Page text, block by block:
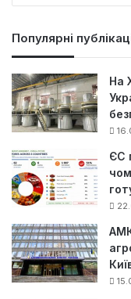
Популярні
На
ЄС